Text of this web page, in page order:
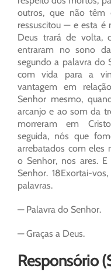
outros, que não têm
ressuscitou — e esta
Deus trará de volta,
entraram no sono
segundo a palavra do
com vida para a
vantagem em
Senhor mesmo,
arcanjo e ao som da
morreram em
seguida, nós que
arrebatados com eles
o Senhor, nos ares.
Senhor. 18Exortai-
palavras.
— Palavra do Senhor.
— Graças a Deus.
Responsório